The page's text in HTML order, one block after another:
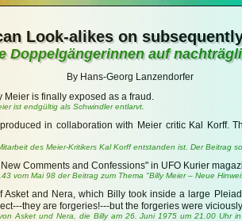
Look-alikes on
Doppelgängerinnen auf
By Hans-Georg Lanzendorfer
Meier is finally exposed as a fraud.
ist endgültig als Schwindler entlarvt.
in collaboration with Meier critic Kal Korff.
des Meier-Kritikers Kal Korff entstanden ist. Der Beitrag
Comments and Confessions" in UFO Kurier
vom Mai 98 der Beitrag zum Thema "Billy Meier – Neue
Asket and Nera, which Billy took inside a large
they are forgeries!---but the forgeries were
Asket und Nera, die Billy am 26. Juni 1975 um 21.00 Uhr